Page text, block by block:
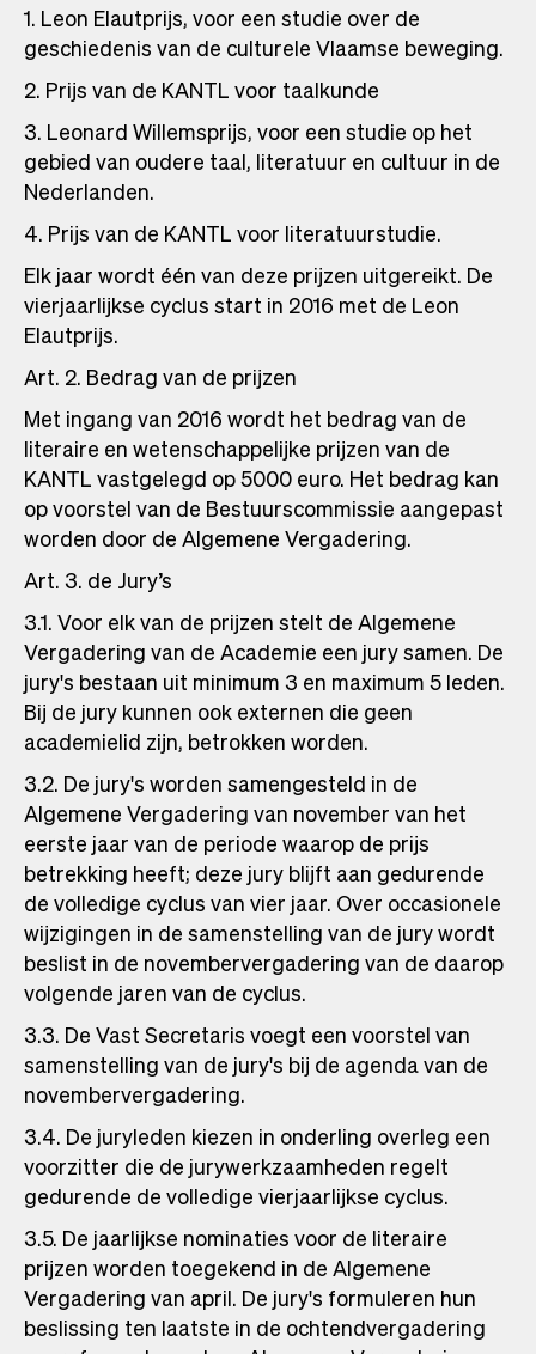
1. Leon Elautprijs, voor een studie over de
geschiedenis van de culturele Vlaamse beweging.
2. Prijs van de KANTL voor taalkunde
3. Leonard Willemsprijs, voor een studie op het
gebied van oudere taal, literatuur en cultuur in de
Nederlanden.
4. Prijs van de KANTL voor literatuurstudie.
Elk jaar wordt één van deze prijzen uitgereikt. De
vierjaarlijkse cyclus start in 2016 met de Leon
Elautprijs.
Art. 2. Bedrag van de prijzen
Met ingang van 2016 wordt het bedrag van de
literaire en wetenschappelijke prijzen van de
KANTL vastgelegd op 5000 euro. Het bedrag kan
op voorstel van de Bestuurscommissie aangepast
worden door de Algemene Vergadering.
Art. 3. de Jury’s
3.1. Voor elk van de prijzen stelt de Algemene
Vergadering van de Academie een jury samen. De
jury's bestaan uit minimum 3 en maximum 5 leden.
Bij de jury kunnen ook externen die geen
academielid zijn, betrokken worden.
3.2. De jury's worden samengesteld in de
Algemene Vergadering van november van het
eerste jaar van de periode waarop de prijs
betrekking heeft; deze jury blijft aan gedurende
de volledige cyclus van vier jaar. Over occasionele
wijzigingen in de samenstelling van de jury wordt
beslist in de novembervergadering van de daarop
volgende jaren van de cyclus.
3.3. De Vast Secretaris voegt een voorstel van
samenstelling van de jury's bij de agenda van de
novembervergadering.
3.4. De juryleden kiezen in onderling overleg een
voorzitter die de jurywerkzaamheden regelt
gedurende de volledige vierjaarlijkse cyclus.
3.5. De jaarlijkse nominaties voor de literaire
prijzen worden toegekend in de Algemene
Vergadering van april. De jury's formuleren hun
beslissing ten laatste in de ochtendvergadering